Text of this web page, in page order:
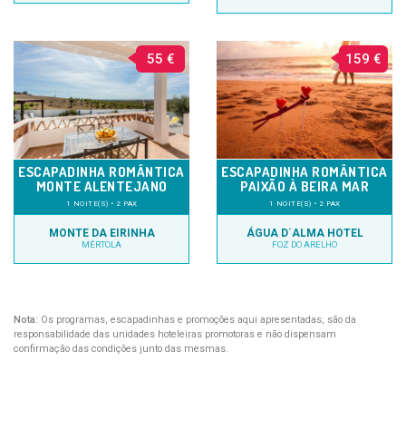
55 €
ESCAPADINHA ROMÂNTICA
MONTE ALENTEJANO
1 NOITE(S) • 2 PAX
MONTE DA EIRINHA
MÉRTOLA
159 €
ESCAPADINHA ROMÂNTICA
PAIXÃO À BEIRA MAR
1 NOITE(S) • 2 PAX
ÁGUA D´ALMA HOTEL
FOZ DO ARELHO
Nota: Os programas, escapadinhas e promoções aqui apresentadas, são da
responsabilidade das unidades hoteleiras promotoras e não dispensam
confirmação das condições junto das mesmas.